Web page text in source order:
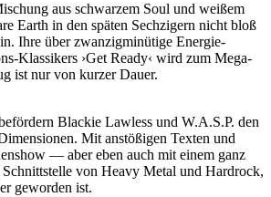
aus schwarzem Soul und weißem
Earth in den späten Sechzigern nicht bloß
Ihre über zwanzigminütige Energie-
Klassikers ›Get Ready‹ wird zum Mega-
ist nur von kurzer Dauer.
Blackie Lawless und W.A.S.P. den
Mit anstößigen Texten und
— aber eben auch mit einem ganz
von Heavy Metal und Hardrock,
geworden ist.